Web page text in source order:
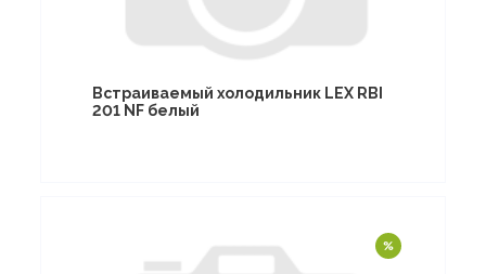
Встраиваемый холодильник LEX RBI
201 NF белый